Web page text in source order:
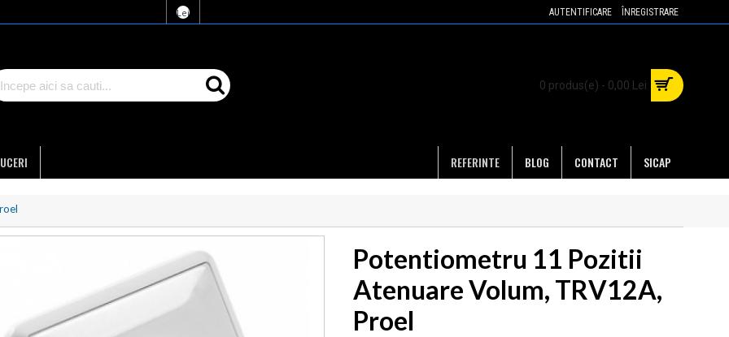
Lei AUTENTIFICARE ÎNREGISTRARE
0 produs(e) - 0,00 Lei
SICAP
CONTACT
BLOG
REFERINTE
Potentiometru 11 Pozitii
Atenuare Volum, TRV12A,
Proel